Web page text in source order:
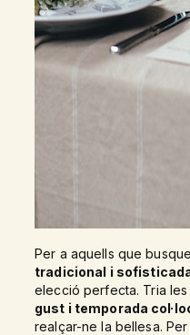
Per a aquells que
tradicional i
elecció perfecta. Tria
gust i temporada
realçar-ne la bellesa.